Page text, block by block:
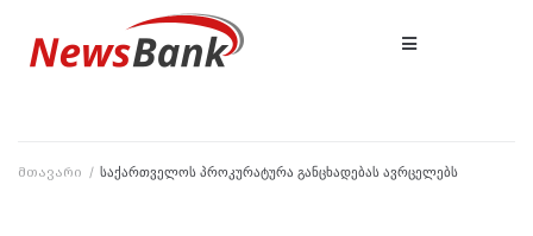
მთავარი / საქართველოს პროკურატურა განცხადებას ავრცელებს